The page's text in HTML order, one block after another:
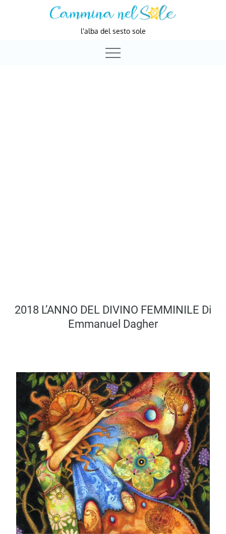
l'alba del sesto sole
2018 L’ANNO DEL DIVINO FEMMINILE Di
Emmanuel Dagher